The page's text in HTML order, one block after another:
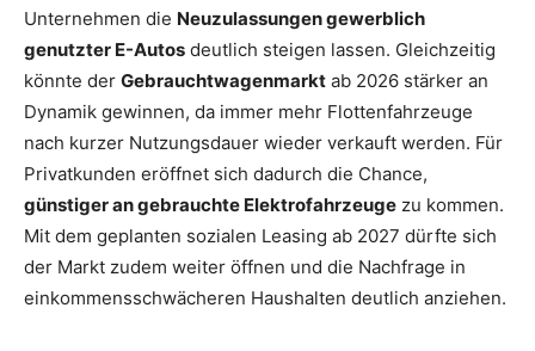
Unternehmen die Neuzulassungen gewerblich
genutzter E-Autos deutlich steigen lassen. Gleichzeitig
könnte der Gebrauchtwagenmarkt ab 2026 stärker an
Dynamik gewinnen, da immer mehr Flottenfahrzeuge
nach kurzer Nutzungsdauer wieder verkauft werden. Für
Privatkunden eröffnet sich dadurch die Chance,
günstiger an gebrauchte Elektrofahrzeuge zu kommen.
Mit dem geplanten sozialen Leasing ab 2027 dürfte sich
der Markt zudem weiter öffnen und die Nachfrage in
einkommensschwächeren Haushalten deutlich anziehen.